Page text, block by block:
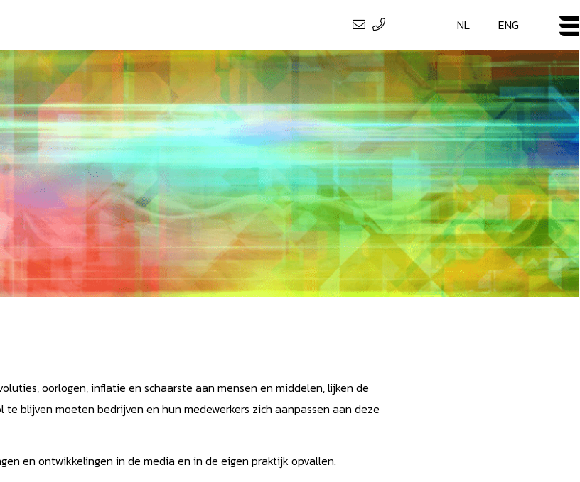
NL ENG
oorlogen, inflatie en schaarste aan mensen en middelen, lijken de
blijven moeten bedrijven en hun medewerkers zich aanpassen aan deze
en ontwikkelingen in de media en in de eigen praktijk opvallen.